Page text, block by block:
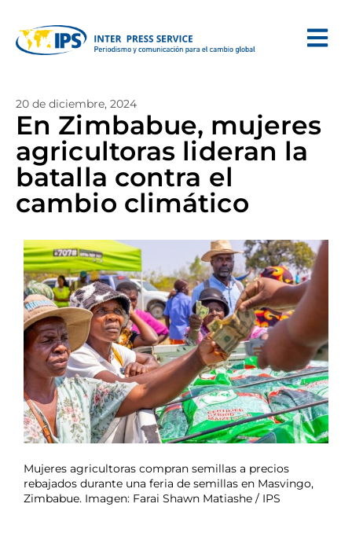
20 de diciembre, 2024
En Zimbabue, mujeres
agricultoras lideran la
batalla contra el
cambio climático
Mujeres agricultoras compran semillas a precios
rebajados durante una feria de semillas en Masvingo,
Zimbabue. Imagen: Farai Shawn Matiashe / IPS